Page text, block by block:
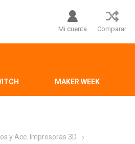
Mi cuenta Comparar
MAKER WEEK
y Acc. Impresoras 3D